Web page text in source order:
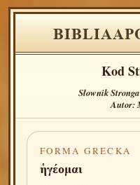
Kod
Słownik
Autor:
FORMA GRECKA
ἡγέομαι